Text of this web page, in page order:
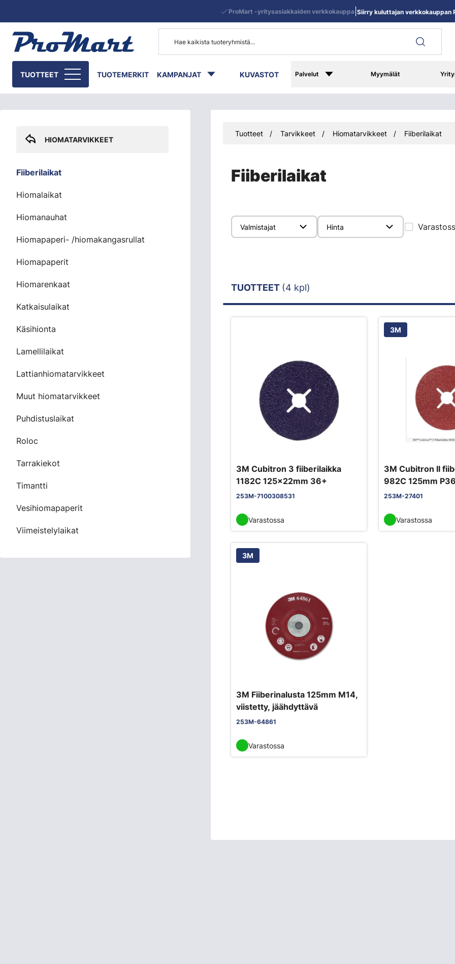
TUOTTEET TUOTEMERKIT KAMPANJAT KUVASTOT Palvelut Myymälät
ProMart -yritysasiakkaiden verkkokauppa| Siirry kuluttajan verkkokauppan
Tuotteet Tarvikkeet Hiomatarvikkeet Fiiberilaikat
Fiiberilaikat
Valmistajat Hinta
TUOTTEET (4 kpl)
3M Cubitron 3 fiiberilaikka
1182C 125x22mm 36+
253M-7100308531
Varastossa
3M
3M Cubitron II
982C 125mm
253M-27401
Varastossa
3M
3M Fiiberinalusta 125mm M14,
viistetty, jäähdyttävä
253M-64861
Varastossa
HIOMATARVIKKEET
Fiiberilaikat
Hiomalaikat
Hiomanauhat
Hiomapaperi- /hiomakangasrullat
Hiomapaperit
Hiomarenkaat
Katkaisulaikat
Käsihionta
Lamellilaikat
Lattianhiomatarvikkeet
Muut hiomatarvikkeet
Puhdistuslaikat
Roloc
Tarrakiekot
Timantti
Vesihiomapaperit
Viimeistelylaikat